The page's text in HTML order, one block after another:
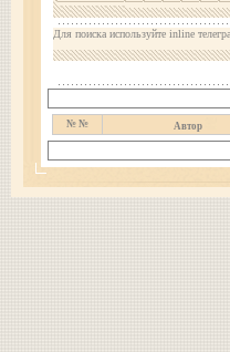
Для поиска используйте inline
№ № Автор